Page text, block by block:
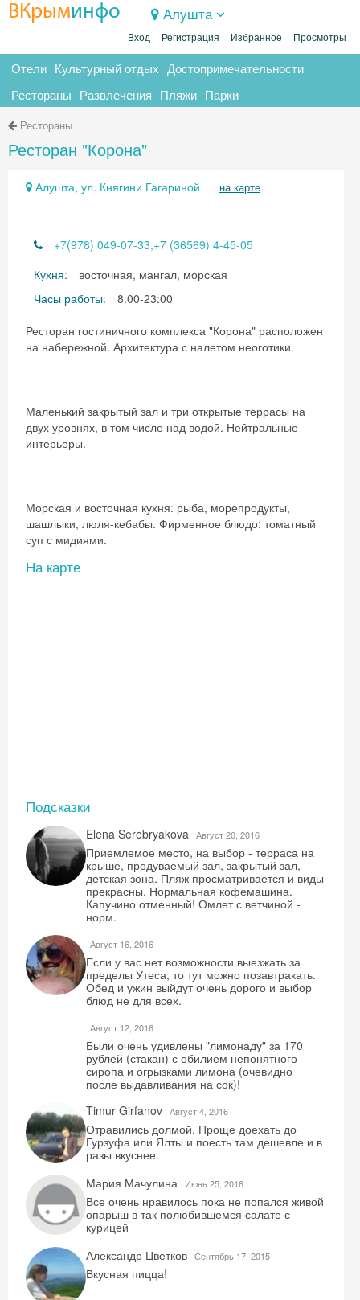
ВКрыминфо Алушта
Вход Регистрация Избранное Просмотры
Отели Культурный отдых Достопримечательности
Рестораны Развлечения Пляжи Парки
Рестораны
Ресторан "Корона"
Алушта, ул. Княгини Гагариной на карте
+7(978) 049-07-33,+7 (36569) 4-45-05
Кухня:
восточная, мангал, морская
Часы работы:
8:00-23:00
Ресторан гостиничного комплекса "Корона" расположен
на набережной. Архитектура с налетом неоготики.
Маленький закрытый зал и три открытые террасы на
двух уровнях, в том числе над водой. Нейтральные
интерьеры.
Морская и восточная кухня: рыба, морепродукты,
шашлыки, люля-кебабы. Фирменное блюдо: томатный
суп с мидиями.
На карте
Подсказки
Elena Serebryakova Август 20, 2016
Приемлемое место, на выбор - терраса на
крыше, продуваемый зал, закрытый зал,
детская зона. Пляж просматривается и виды
прекрасны. Нормальная кофемашина.
Капучино отменный! Омлет с ветчиной -
норм.
Август 16, 2016
Если у вас нет возможности выезжать за
пределы Утеса, то тут можно позавтракать.
Обед и ужин выйдут очень дорого и выбор
блюд не для всех.
Август 12, 2016
Были очень удивлены "лимонаду" за 170
рублей (стакан) с обилием непонятного
сиропа и огрызками лимона (очевидно
после выдавливания на сок)!
Timur Girfanov Август 4, 2016
Отравились долмой. Проще доехать до
Гурзуфа или Ялты и поесть там дешевле и в
разы вкуснее.
Мария Мачулина
Июнь 25, 2016
Все очень нравилось пока не попался живой
опарыш в так полюбившемся салате с
курицей
Александр Цветков Сентябрь 17, 2015
Вкусная пицца!